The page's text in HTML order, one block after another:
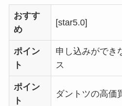
おすす
め
[star5.0]
ポイン
ト
申し込みができ
ス
ポイン
ト
ダントツの高価